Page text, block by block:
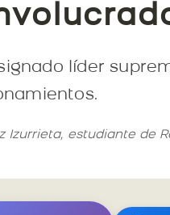
líder
Izurrieta, estudiante de